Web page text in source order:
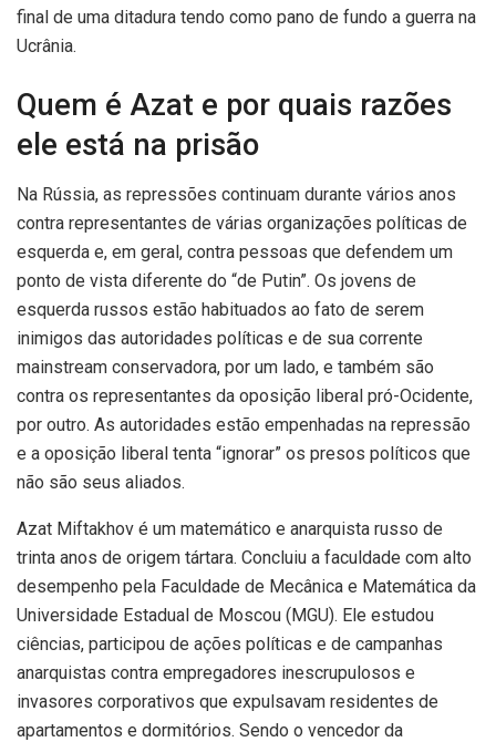
final de uma ditadura tendo como pano de fundo a guerra na
Ucrânia.
Quem é Azat e por quais razões
ele está na prisão
Na Rússia, as repressões continuam durante vários anos
contra representantes de várias organizações políticas de
esquerda e, em geral, contra pessoas que defendem um
ponto de vista diferente do “de Putin”. Os jovens de
esquerda russos estão habituados ao fato de serem
inimigos das autoridades políticas e de sua corrente
mainstream conservadora, por um lado, e também são
contra os representantes da oposição liberal pró-Ocidente,
por outro. As autoridades estão empenhadas na repressão
e a oposição liberal tenta “ignorar” os presos políticos que
não são seus aliados.
Azat Miftakhov é um matemático e anarquista russo de
trinta anos de origem tártara. Concluiu a faculdade com alto
desempenho pela Faculdade de Mecânica e Matemática da
Universidade Estadual de Moscou (MGU). Ele estudou
ciências, participou de ações políticas e de campanhas
anarquistas contra empregadores inescrupulosos e
invasores corporativos que expulsavam residentes de
apartamentos e dormitórios. Sendo o vencedor da